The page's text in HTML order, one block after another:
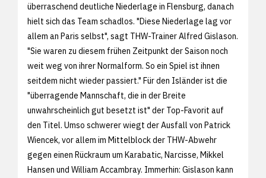
überraschend deutliche Niederlage in Flensburg, danach
hielt sich das Team schadlos. "Diese Niederlage lag vor
allem an Paris selbst", sagt THW-Trainer Alfred Gislason.
"Sie waren zu diesem frühen Zeitpunkt der Saison noch
weit weg von ihrer Normalform. So ein Spiel ist ihnen
seitdem nicht wieder passiert." Für den Isländer ist die
"überragende Mannschaft, die in der Breite
unwahrscheinlich gut besetzt ist" der Top-Favorit auf
den Titel. Umso schwerer wiegt der Ausfall von Patrick
Wiencek, vor allem im Mittelblock der THW-Abwehr
gegen einen Rückraum um Karabatic, Narcisse, Mikkel
Hansen und William Accambray. Immerhin: Gislason kann